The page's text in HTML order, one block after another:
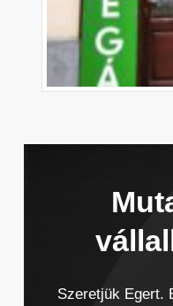
Szeretjük Egert.